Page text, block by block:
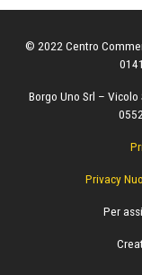
© 2022 Centro
Borgo Uno Srl –
Privacy
Per